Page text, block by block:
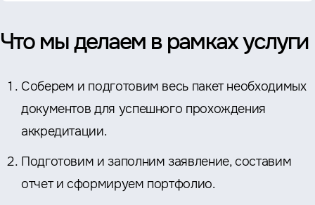
Что мы делаем в рамках услуги
Соберем и подготовим весь пакет необходимых
документов для успешного прохождения
аккредитации.
Подготовим и заполним заявление, составим
отчет и сформируем портфолио.